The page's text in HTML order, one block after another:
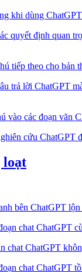
khi dùng ChatGPT
quyết định quan
tiếp theo cho bản
trả lời ChatGPT
vào các đoạn văn
cứu ChatGPT
loạt
bên ChatGPT
chat ChatGPT
chat ChatGPT
chat ChatGPT